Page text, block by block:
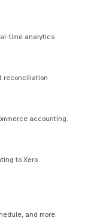
time analytics
reconciliation
accounting.
to Xero
and more.